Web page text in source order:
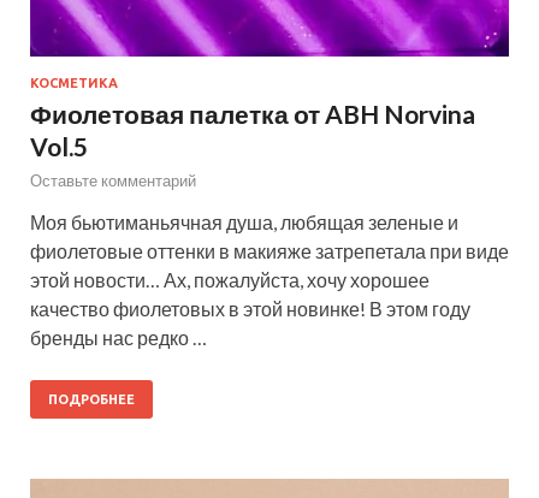
КОСМЕТИКА
Фиолетовая палетка от ABH Norvina
Vol.5
Оставьте комментарий
Моя бьютиманьячная душа, любящая зеленые и
фиолетовые оттенки в макияже затрепетала при виде
этой новости… Ах, пожалуйста, хочу хорошее
качество фиолетовых в этой новинке! В этом году
бренды нас редко …
ПОДРОБНЕЕ